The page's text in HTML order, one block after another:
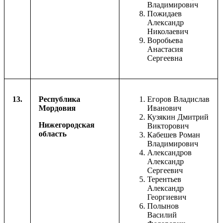
Владимирович
Пожидаев
Александр
Николаевич
Воробьева
Анастасия
Сергеевна
13.
Республика
Мордовия
Нижегородская
область
Егоров Владислав
Иванович
Кузякин Дмитрий
Викторович
Кабешев Роман
Владимирович
Александров
Александр
Сергеевич
Терентьев
Александр
Георгиевич
Полынов
Василий